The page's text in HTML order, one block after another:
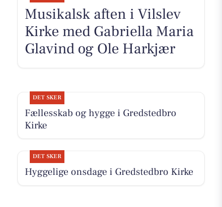
Musikalsk aften i Vilslev
Kirke med Gabriella Maria
Glavind og Ole Harkjær
DET SKER
Fællesskab og hygge i Gredstedbro
Kirke
DET SKER
Hyggelige onsdage i Gredstedbro Kirke